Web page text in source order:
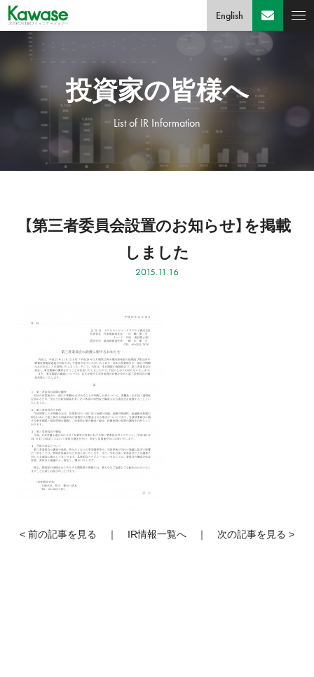
English
投資家の皆様へ
List of IR Information
【第三者委員会設置のお知らせ】を掲載
しました
2015.11.16
< 前の記事を見る ｜ IR情報一覧へ ｜ 次の記事を見る >